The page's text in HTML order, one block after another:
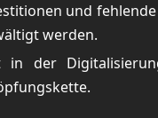
und
werden.
der